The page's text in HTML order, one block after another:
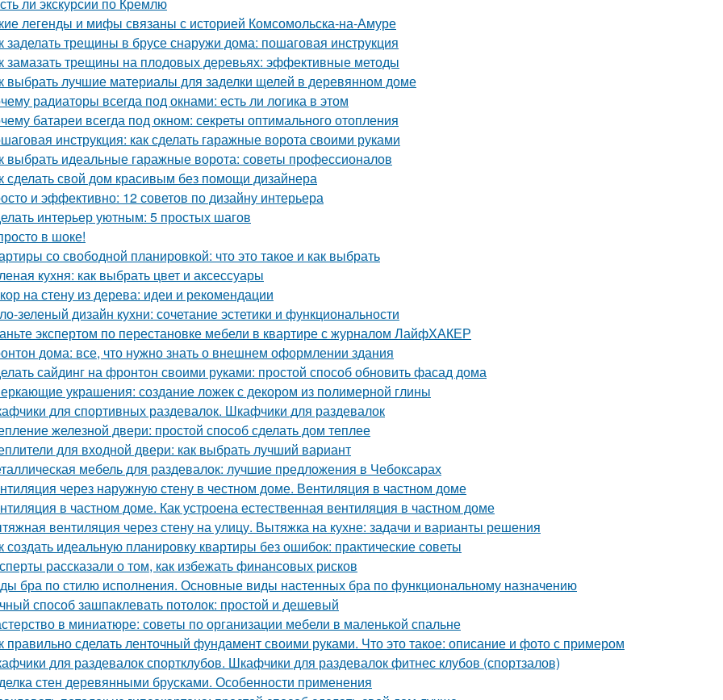
легенды и мифы связаны с историей Комсомольска-на-Амуре
заделать трещины в брусе снаружи дома: пошаговая инструкция
замазать трещины на плодовых деревьях: эффективные методы
выбрать лучшие материалы для заделки щелей в деревянном доме
радиаторы всегда под окнами: есть ли логика в этом
батареи всегда под окном: секреты оптимального отопления
инструкция: как сделать гаражные ворота своими руками
выбрать идеальные гаражные ворота: советы профессионалов
сделать свой дом красивым без помощи дизайнера
и эффективно: 12 советов по дизайну интерьера
интерьер уютным: 5 простых шагов
в шоке!
со свободной планировкой: что это такое и как выбрать
кухня: как выбрать цвет и аксессуары
на стену из дерева: идеи и рекомендации
зеленый дизайн кухни: сочетание эстетики и функциональности
экспертом по перестановке мебели в квартире с журналом ЛайфХАКЕР
дома: все, что нужно знать о внешнем оформлении здания
сайдинг на фронтон своими руками: простой способ обновить фасад дома
украшения: создание ложек с декором из полимерной глины
для спортивных раздевалок. Шкафчики для раздевалок
железной двери: простой способ сделать дом теплее
для входной двери: как выбрать лучший вариант
мебель для раздевалок: лучшие предложения в Чебоксарах
через наружную стену в честном доме. Вентиляция в частном доме
в частном доме. Как устроена естественная вентиляция в частном доме
вентиляция через стену на улицу. Вытяжка на кухне: задачи и варианты решения
создать идеальную планировку квартиры без ошибок: практические советы
рассказали о том, как избежать финансовых рисков
бра по стилю исполнения. Основные виды настенных бра по функциональному назначению
способ зашпаклевать потолок: простой и дешевый
в миниатюре: советы по организации мебели в маленькой спальне
правильно сделать ленточный фундамент своими руками. Что это такое: описание и фото с примером
для раздевалок спортклубов. Шкафчики для раздевалок фитнес клубов (спортзалов)
стен деревянными брусками. Особенности применения